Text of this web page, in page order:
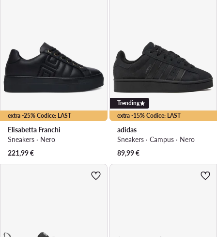
extra -25% Codice: LAST
Elisabetta Franchi
Sneakers · Nero
221,99€
extra -15% Codice: LAST
Trending
adidas
Sneakers · Campus · Nero
89,99€